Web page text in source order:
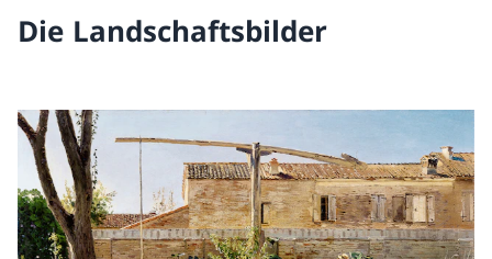
Die Landschaftsbilder